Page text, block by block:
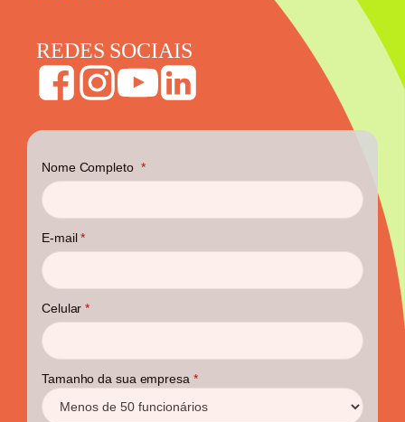
REDES SOCIAIS
Nome Completo *
E-mail*
Celular*
Tamanho da sua empresa *